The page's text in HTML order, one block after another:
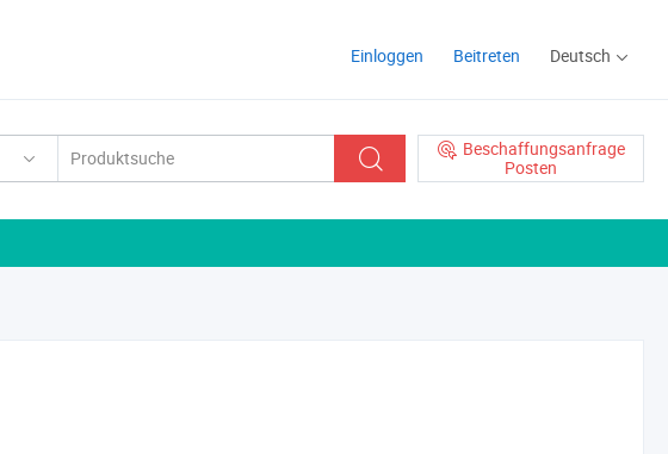
Einloggen Beitreten Deutsch
Beschaffungsanfrage
Posten